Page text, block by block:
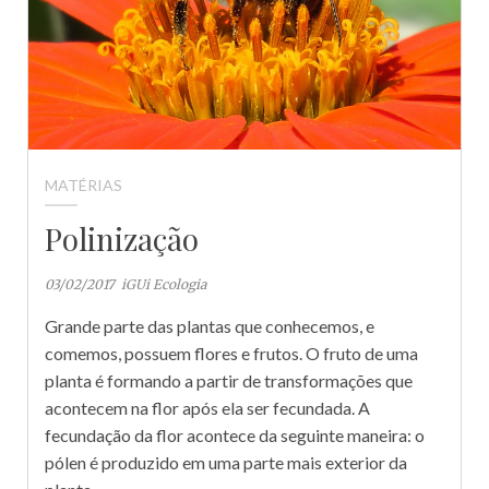
MATÉRIAS
Polinização
03/02/2017 iGUi Ecologia
Grande parte das plantas que conhecemos, e
comemos, possuem flores e frutos. O fruto de uma
planta é formando a partir de transformações que
acontecem na flor após ela ser fecundada. A
fecundação da flor acontece da seguinte maneira: o
pólen é produzido em uma parte mais exterior da